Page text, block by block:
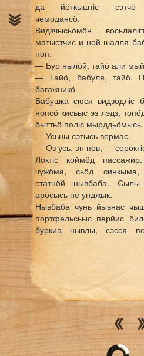
да йӧткыштіс сэтчӧ
чемодансӧ.
Видзчысьӧмӧн
матыстчис и ной шалля
ноп.
— Бур нылӧй, тайӧ али
— Тайӧ, бабуля, тайӧ.
багажникӧ.
Бабушка сюся видзӧдліс
нопсӧ кисьыс эз лэдз,
быттьӧ поліс мырддьӧмысь.
— Усьны сэтысь вермас.
— Оз усь, эн пов, —
Локтіс коймӧд
чужӧма, сьӧд синкыма,
статнӧй нывбаба.
арӧсысь не унджык.
Нывбаба чунь йывнас
портфельсьыс перйис
буркиа нывлы, сэсся
шофёр видзӧдліс быд
пиысь кӧсйис аддзыны
пассажирыс вӧліны
зепсьыс самӧвар
пыдісянь ышловзис.
— Оз-ӧ позь
— Вот воас нёльӧд
вочавидзис машина дорын